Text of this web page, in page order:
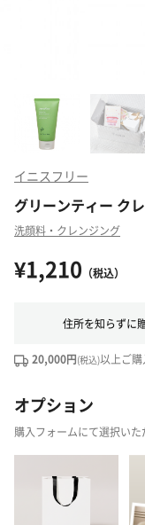
イニスフリー
グリーンティー ク
洗顔料・クレンジング
¥1,210 （税込）
住所を知らずに
20,000円(税込)以上ご購
オプション
購入フォームにて選択いた